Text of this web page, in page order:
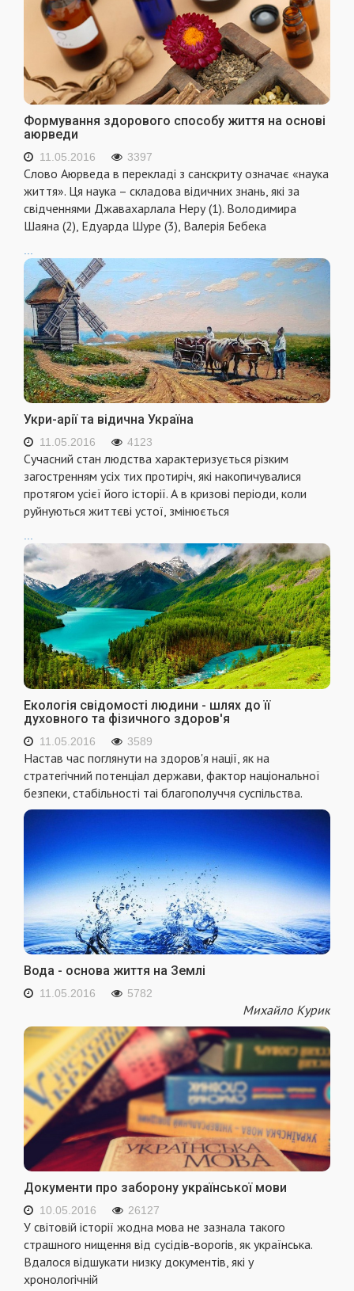
Формування здорового способу життя на основі
аюрведи
11.05.2016 3397
Слово Аюрведа в перекладi з санскриту означає «наука
життя». Ця наука – складова вiдичних знань, якi за
свiдченнями Джавахарлала Неру (1). Володимира
Шаяна (2), Едуарда Шуре (3), Валерiя Бебека
Укри-арії та відична Україна
11.05.2016 4123
Сучасний стан людства характеризується рiзким
загостренням усiх тих протирiч, якi накопичувалися
протягом усiєї його iсторiї. А в кризовi перiоди, коли
руйнуються життєвi устої, змiнюється
...
Екологія свідомості людини - шлях до її
духовного та фізичного здоров'я
11.05.2016 3589
Настав час поглянути на здоров'я нацiї, як на
стратегiчний потенцiал держави, фактор нацiональної
безпеки, стабiльностi таi благополуччя суспiльства.
Вода - основа життя на Землі
11.05.2016 5782
Михайло Курик
Документи про заборону української мови
10.05.2016 26127
У свiтовiй iсторiї жодна мова не зазнала такого
страшного нищення вiд сусiдiв-ворогiв, як українська.
Вдалося вiдшукати низку документiв, якi у
хронологiчнiй